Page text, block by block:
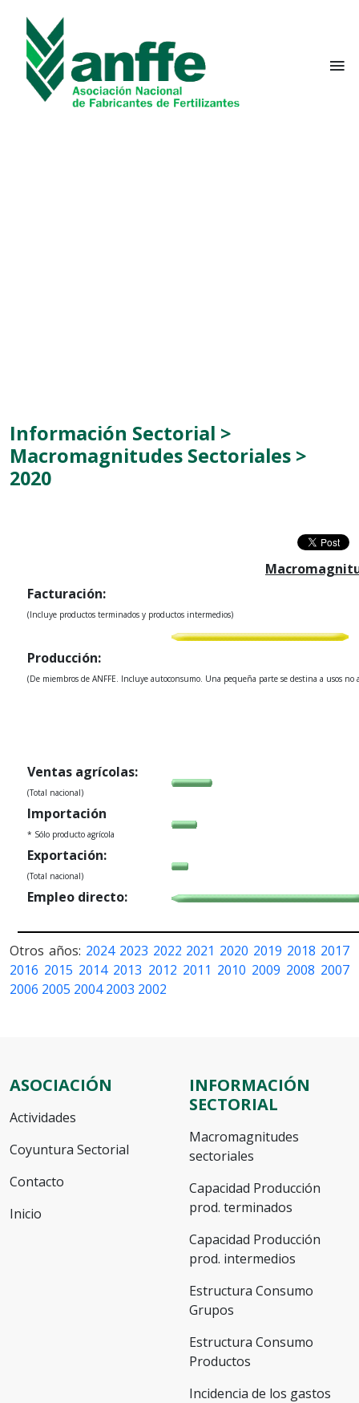
Información Sectorial >
Macromagnitudes Sectoriales >
2020
Facturación:
(Incluye productos terminados y productos intermedios)
Producción:
(De miembros de ANFFE. Incluye autoconsumo. Una pequeña parte se destina a usos no
Ventas agrícolas:
(Total nacional)
Importación
* Sólo producto agrícola
Exportación:
(Total nacional)
Empleo directo:
Otros años: 2024 2023 2022 2021 2020 2019 2018 2017
2016 2015 2014 2013 2012 2011 2010 2009 2008 2007
2006 2005 2004 2003 2002
ASOCIACIÓN
Actividades
Coyuntura Sectorial
Contacto
Inicio
INFORMACIÓN
SECTORIAL
Macromagnitudes
sectoriales
Capacidad Producción
prod. terminados
Capacidad Producción
prod. intermedios
Estructura Consumo
Grupos
Estructura Consumo
Productos
Incidencia de los gastos